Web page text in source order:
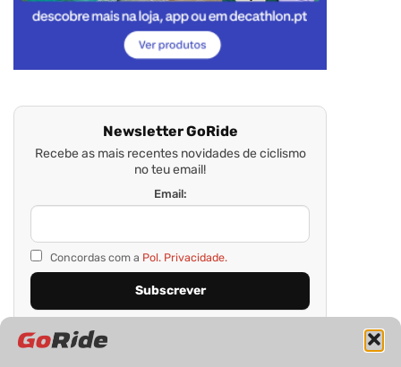
Newsletter GoRide
Recebe as mais recentes novidades de ciclismo
no teu email!
Email:
Concordas com a Pol. Privacidade.